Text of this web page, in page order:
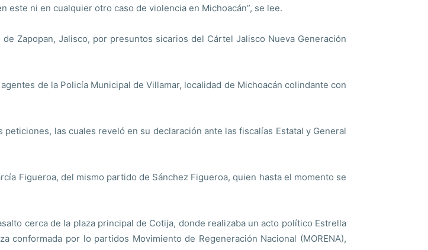
ni en cualquier otro caso de violencia en Michoacán”, se lee.
Zapopan, Jalisco, por presuntos sicarios del Cártel Jalisco Nueva Generación
de la Policía Municipal de Villamar, localidad de Michoacán colindante con
las cuales reveló en su declaración ante las fiscalías Estatal y General
Figueroa, del mismo partido de Sánchez Figueroa, quien hasta el momento se
cerca de la plaza principal de Cotija, donde realizaba un acto político Estrella
conformada por lo partidos Movimiento de Regeneración Nacional (MORENA),